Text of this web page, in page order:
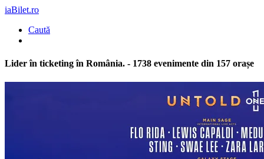
iaBilet.ro
Caută
Lider în ticketing în România. - 1738 evenimente din 157 orașe